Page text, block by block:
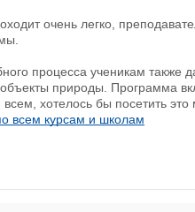
очень легко,
процесса ученикам также
природы. Программа
хотелось бы посетить это
всем курсам и школам